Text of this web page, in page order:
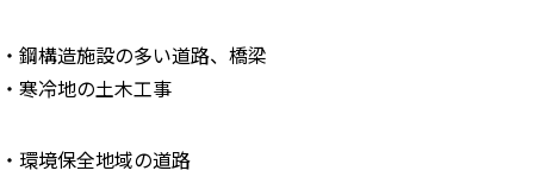
・鋼構造施設の多い道路、橋梁
・寒冷地の土木工事
・環境保全地域の道路